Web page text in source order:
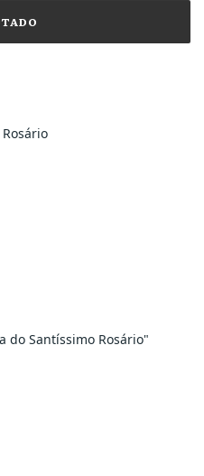
do Santíssimo Rosário"